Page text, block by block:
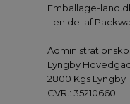
Emballage-
- en del af
Lyngby
2800 Kgs Lyngby
CVR.: 35210660